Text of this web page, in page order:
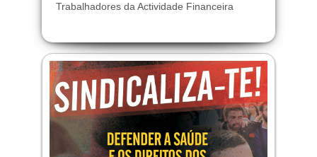
Trabalhadores da Actividade Financeira